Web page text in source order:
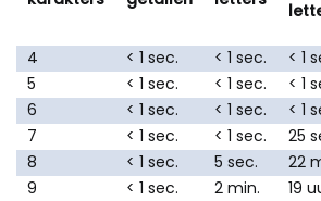
4
< 1 sec. < 1 sec. < 1
5
< 1 sec. < 1 sec. < 1
6
< 1 sec. < 1 sec. < 1
7
< 1 sec. < 1 sec. 25
8
< 1 sec. 5 sec. 22
9
< 1 sec. 2 min. 19